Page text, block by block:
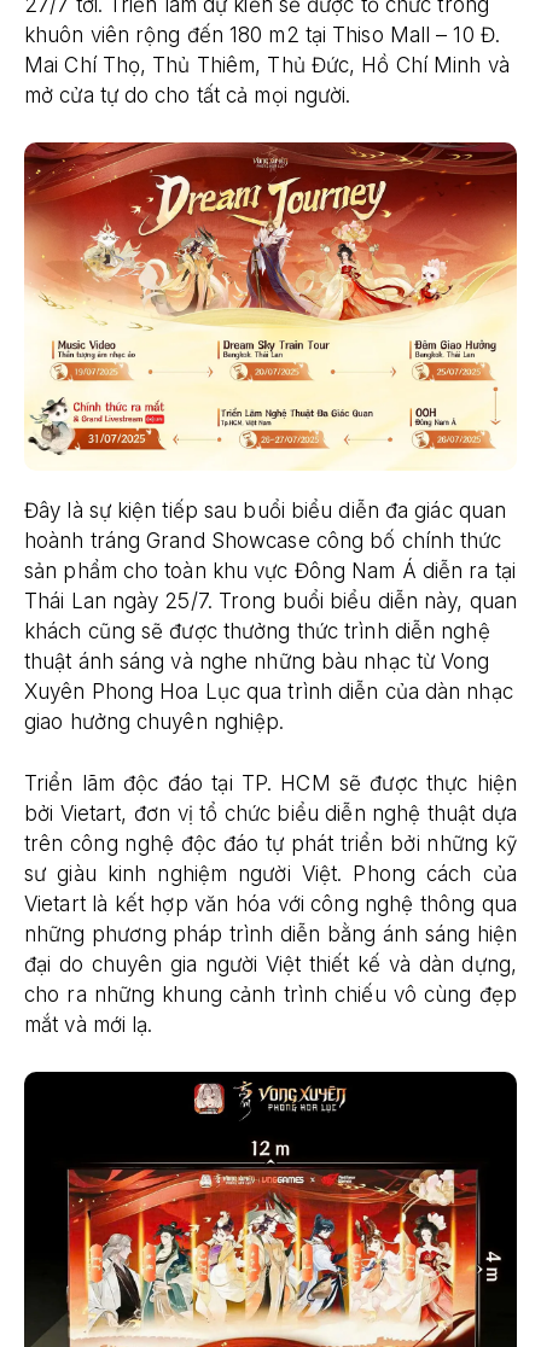
27/7 tới. Triển lãm dự kiến sẽ được tổ chức trong
khuôn viên rộng đến 180 m2 tại Thiso Mall – 10 Đ.
Mai Chí Thọ, Thủ Thiêm, Thủ Đức, Hồ Chí Minh và
mở cửa tự do cho tất cả mọi người.
Đây là sự kiện tiếp sau buổi biểu diễn đa giác quan
hoành tráng Grand Showcase công bố chính thức
sản phẩm cho toàn khu vực Đông Nam Á diễn ra tại
Thái Lan ngày 25/7. Trong buổi biểu diễn này, quan
khách cũng sẽ được thưởng thức trình diễn nghệ
thuật ánh sáng và nghe những bàu nhạc từ Vong
Xuyên Phong Hoa Lục qua trình diễn của dàn nhạc
giao hưởng chuyên nghiệp.
Triển lãm độc đáo tại TP. HCM sẽ được thực hiện
bởi Vietart, đơn vị tổ chức biểu diễn nghệ thuật dựa
trên công nghệ độc đáo tự phát triển bởi những kỹ
sư giàu kinh nghiệm người Việt. Phong cách của
Vietart là kết hợp văn hóa với công nghệ thông qua
những phương pháp trình diễn bằng ánh sáng hiện
đại do chuyên gia người Việt thiết kế và dàn dựng,
cho ra những khung cảnh trình chiếu vô cùng đẹp
mắt và mới lạ.